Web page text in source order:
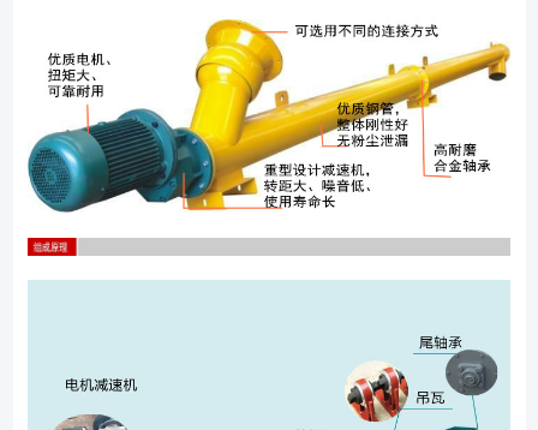
件。 S制法：实体螺旋，螺距等于0.8倍螺旋直径，适用于输送粉状、
粒状、小块状物料。 D制法：带式螺旋，螺距等于1.0倍螺旋直径，适
用于输送中等块度（>60mm）及粘性，易结块的团状物料。 8、中间
节：主要有吊轴承、螺旋及壳体三部分。 9、尾节主要有平轴承、螺
旋、吊轴承、壳体四部分。其中平轴承用以支承尾部螺旋并补偿整台螺旋
机轴向长度的变化。 10、出料口：由角钢和钢板焊接而成，焊接在机
以控制供料英德诺曼滤芯情况。拉板拉力方向，可由用户要求分为左装和
右装两种。 （1）依照产品结构中基本布置形式选取合适的工艺结
材质有硅胶、PVC橡胶、帆布等； （4）设备结构可做成密封与敞开两